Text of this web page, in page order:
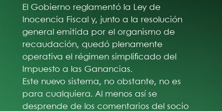
El Gobierno reglamentó la Ley de
Inocencia Fiscal y, junto a la resolución
general emitida por el organismo de
recaudación, quedó plenamente
operativa el régimen simplificado del
Impuesto a las Ganancias.
Este nuevo sistema, no obstante, no es
para cualquiera. Al menos así se
desprende de los comentarios del socio